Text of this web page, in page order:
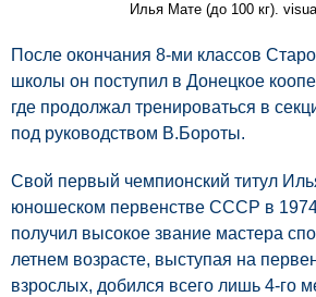
Илья Мате (до 100 кг).
После окончания 8-ми классов
школы он поступил в Донецкое
где продолжал тренироваться в
под руководством В.Бороты.
Свой первый чемпионский титул
юношеском первенстве СССР в 1974
получил высокое звание мастера
летнем возрасте, выступая на
взрослых, добился всего лишь 4-го